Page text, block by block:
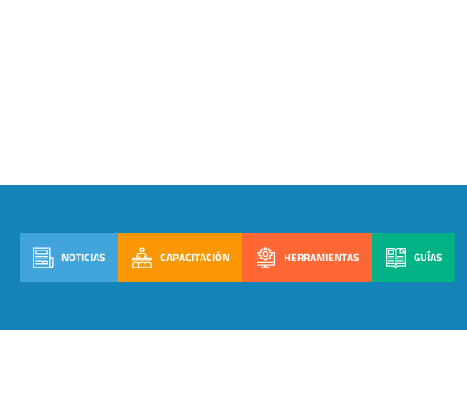
NOTICIAS CAPACITACIÓN HERRAMIENTAS GUÍAS